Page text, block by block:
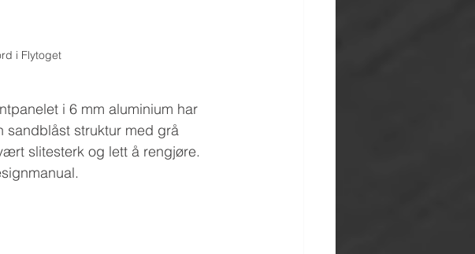
i Flytoget
i 6 mm aluminium har
sandblåst struktur med grå
slitesterk og lett å rengjøre.